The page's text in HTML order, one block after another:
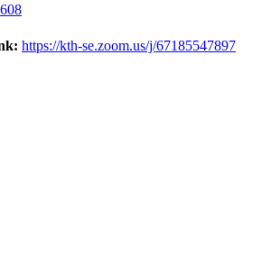
https://kth-se.zoom.us/j/67185547897